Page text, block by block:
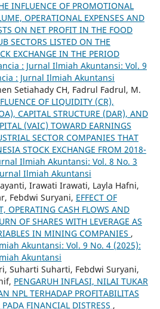
INFLUENCE OF PROMOTIONAL
OPERATIONAL EXPENSES AND
ON NET PROFIT IN THE FOOD
SECTORS LISTED ON THE
EXCHANGE IN THE PERIOD
: Jurnal Ilmiah Akuntansi: Vol. 9
: Jurnal Ilmiah Akuntansi
Setiahady CH, Fadrul Fadrul, M.
OF LIQUIDITY (CR),
CAPITAL STRUCTURE (DAR), AND
(VAIC) TOWARD EARNINGS
SECTOR COMPANIES THAT
STOCK EXCHANGE FROM 2018-
Ilmiah Akuntansi: Vol. 8 No. 3
Ilmiah Akuntansi
Irawati Irawati, Layla Hafni,
Febdwi Suryani, EFFECT OF
OPERATING CASH FLOWS AND
OF SHARES WITH LEVERAGE AS
IN MINING COMPANIES ,
Akuntansi: Vol. 9 No. 4 (2025):
Akuntansi
Suharti Suharti, Febdwi Suryani,
PENGARUH INFLASI, NILAI TUKAR
NPL TERHADAP PROFITABILITAS
FINANCIAL DISTRESS ,